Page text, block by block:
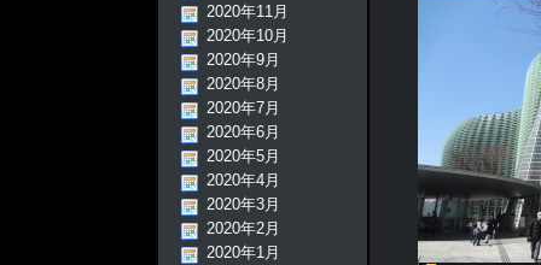
2020年11月
2020年10月
2020年9月
2020年8月
2020年7月
2020年6月
2020年5月
2020年4月
2020年3月
2020年2月
2020年1月